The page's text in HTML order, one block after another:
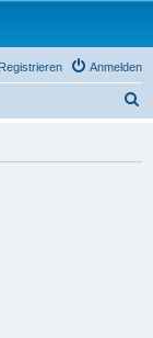
Anmelden
Registrieren